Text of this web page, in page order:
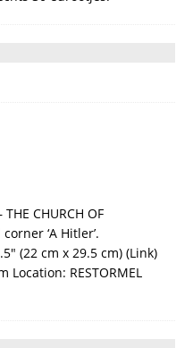
THE CHURCH OF
‘A Hitler’.
(22 cm x 29.5 cm) (Link)
Location: RESTORMEL